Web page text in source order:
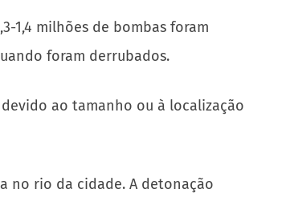
1,4 milhões de bombas foram
foram derrubados.
ao tamanho ou à localização
no rio da cidade. A detonação